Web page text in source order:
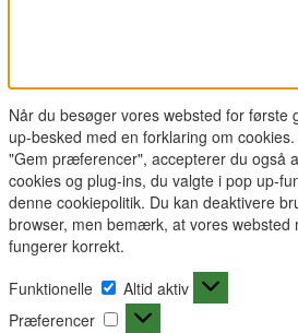
Når du besøger vores websted for første
up-besked med en forklaring om
"Gem præferencer", accepterer du også
cookies og plug-ins, du valgte i pop up-
denne cookiepolitik. Du kan deaktivere
browser, men bemærk, at vores
fungerer korrekt.
Funktionelle
Funktionelle
Altid aktiv
Præferencer
Præferencer